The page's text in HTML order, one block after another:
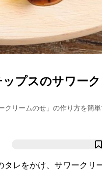
プスのサワー
クリームのせ 」の作り方を簡
タレをかけ、サワークリ